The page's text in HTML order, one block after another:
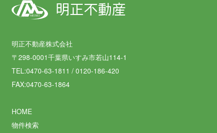
MEISEI 明正不動産
明正不動産株式会社
〒298-0001千葉県いすみ市若山114-1
TEL:0470-63-1811 / 0120-186-420
FAX:0470-63-1864
HOME
物件検索